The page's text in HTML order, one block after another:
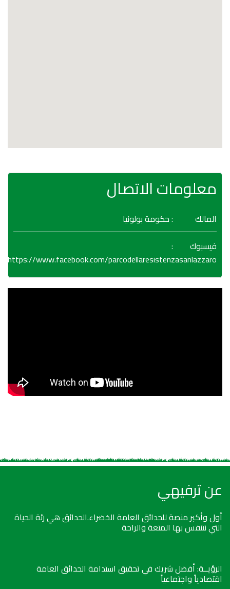
معلومات الاتصال
المالك
: حكومة بولونيا
فيسبوك
:
https://www.facebook.com/parcodellaresistenzasanlazzaro/
عن ترفيهي
أول وأكبر منصة للحدائق العامة الخضراء.الحدائق هي رئة الحياة
التي نتنفس بها المتعة والراحة
الرؤيــة: أفضل شريك في تحقيق استدامة الحدائق العامة
اقتصادياً واجتماعياً